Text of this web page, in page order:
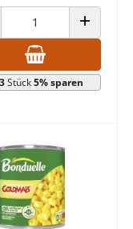
VERRINGERN ANZAHL
3Stück5% sparen